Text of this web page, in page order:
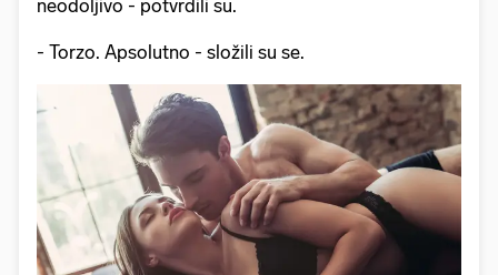
neodoljivo - potvrdili su.
- Torzo. Apsolutno - složili su se.